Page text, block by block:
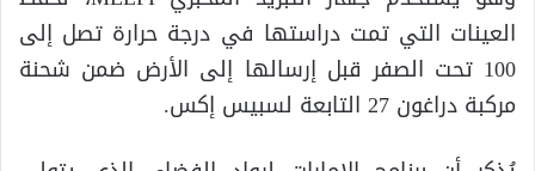
العينات التي تمت دراستها في درجة حرارة تصل إلى
100 تحت الصفر قبل إرسالها إلى الأرض ضمن شحنة
مركبة دراغون 27 التابعة لسبيس إكس.